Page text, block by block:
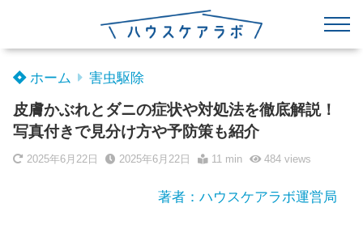
ホーム 害虫駆除
皮膚かぶれとダニの症状や対処法を徹底解説！
写真付きで見分け方や予防策も紹介
2025年6月22日 2025年6月22日 11 min 484views
著者：ハウスケアラボ運営局